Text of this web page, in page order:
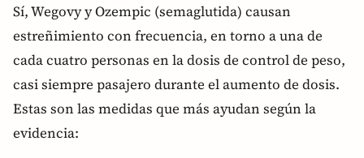
Sí, Wegovy y Ozempic (semaglutida) causan
estreñimiento con frecuencia, en torno a una de
cada cuatro personas en la dosis de control de peso,
casi siempre pasajero durante el aumento de dosis.
Estas son las medidas que más ayudan según la
evidencia: